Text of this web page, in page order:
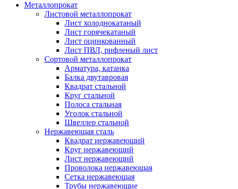
Металлопрокат
Листовой металлопрокат
Лист холоднокатаный
Лист горячекатаный
Лист оцинкованный
Лист ПВЛ, рифленый лист
Сортовой металлопрокат
Арматура, катанка
Балка двутавровая
Квадрат стальной
Круг стальной
Полоса стальная
Уголок стальной
Швеллер стальной
Нержавеющая сталь
Квадрат нержавеющий
Круг нержавеющий
Лист нержавеющий
Проволока нержавеющая
Сетка нержавеющая
Трубы нержавеющие